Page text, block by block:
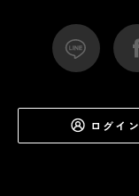
ログイン